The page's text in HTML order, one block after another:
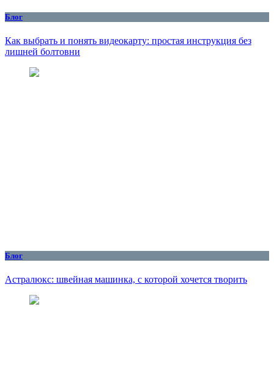
Блог
Как выбрать и понять видеокарту: простая инструкция без
лишней болтовни
Блог
Астралюкс: швейная машинка, с которой хочется творить